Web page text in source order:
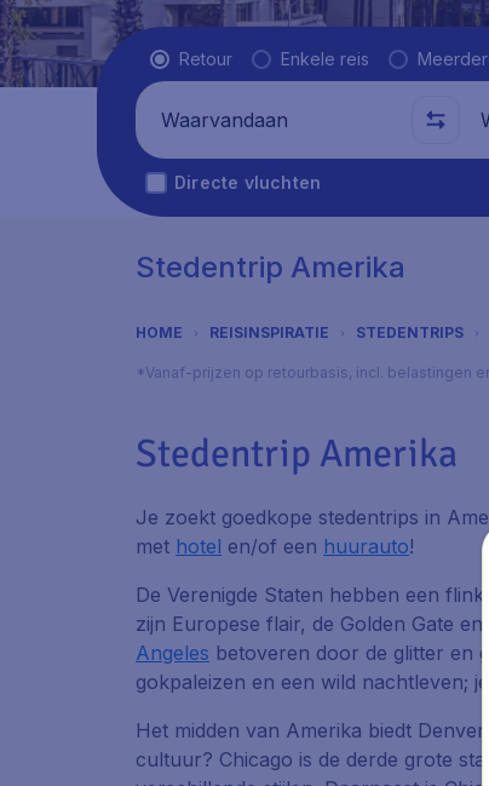
Vluchttype
Retour Enkele reis
Waarvandaan
Directe vluchten
Stedentrip Amerika
HOME REISINSPIRATIE STEDENTRIPS
*Vanaf-prijzen op retourbasis, incl. belastingen
Stedentrip Amerika
Je zoekt goedkope stedentrips in
met hotel en/of een huurauto!
De Verenigde Staten hebben een
zijn Europese flair, de Golden Gate
Angeles betoveren door de glitter en
gokpaleizen en een wild nachtleven;
Het midden van Amerika biedt
cultuur? Chicago is de derde grote